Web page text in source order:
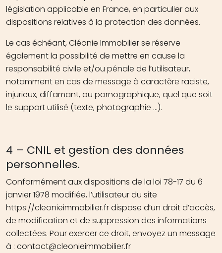
législation applicable en France, en particulier aux
dispositions relatives à la protection des données.
Le cas échéant, Cléonie Immobilier se réserve
également la possibilité de mettre en cause la
responsabilité civile et/ou pénale de l’utilisateur,
notamment en cas de message à caractère raciste,
injurieux, diffamant, ou pornographique, quel que soit
le support utilisé (texte, photographie …).
4 – CNIL et gestion des données
personnelles.
Conformément aux dispositions de la loi 78-17 du 6
janvier 1978 modifiée, l’utilisateur du site
https://cleonieimmobilier.fr dispose d’un droit d’accès,
de modification et de suppression des informations
collectées. Pour exercer ce droit, envoyez un message
à : contact@cleonieimmobilier.fr